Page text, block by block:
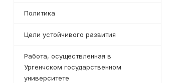
Политика
Цели устойчивого развития
Работа, осуществленная в
Ургенчском государственном
университете